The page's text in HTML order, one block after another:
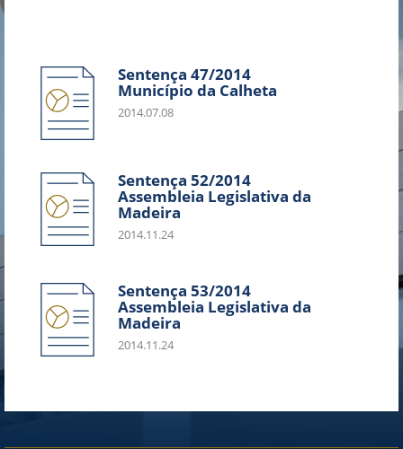
Sentença 47/2014
Município da Calheta
2014.07.08
Sentença 52/2014
Assembleia Legislativa da
Madeira
2014.11.24
Sentença 53/2014
Assembleia Legislativa da
Madeira
2014.11.24